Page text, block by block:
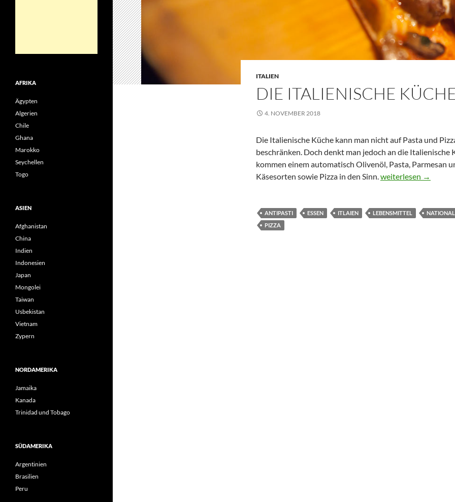
ITALIEN
DIE ITALIENISCHE
4. NOVEMBER 2018
Die Italienische Küche kann man nicht auf Pasta und
beschränken. Doch denkt man jedoch an die Italienische
kommen einem automatisch Olivenöl, Pasta, Parmesan
Käsesorten sowie Pizza in den Sinn.Die italienische
weiterlesen →
ANTIPASTI ESSEN ITLAIEN LEBENSMITTEL
PIZZA
AFRIKA
Ägypten
Algerien
Chile
Ghana
Marokko
Seychellen
Togo
ASIEN
Afghanistan
China
Indien
Indonesien
Japan
Mongolei
Taiwan
Usbekistan
Vietnam
Zypern
NORDAMERIKA
Jamaika
Kanada
Trinidad und Tobago
SÜDAMERIKA
Argentinien
Brasilien
Peru